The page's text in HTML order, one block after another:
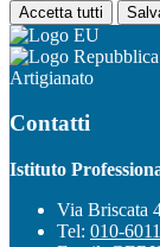
Accetta tutti
Artigianato
Contatti
Istituto
Via Briscata
Tel: 010-